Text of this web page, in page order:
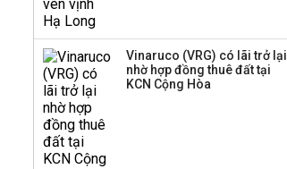
Đề xuất miễn 30% thuế
thu nhập cho hộ kinh
doanh, doanh nghiệp
Vinaruco (VRG) có lãi trở lại
nhờ hợp đồng thuê đất tại
KCN Cộng Hòa